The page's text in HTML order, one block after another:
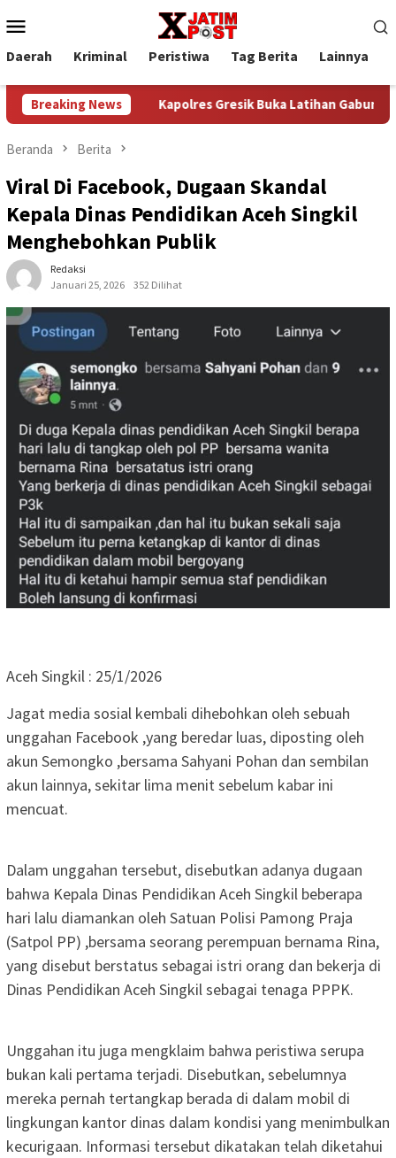
ke
kontenMobile
Daerah Kriminal Peristiwa Tag Berita Lainnya
Breaking NewsKapolres Gresik Buka Latihan Gabungan Saka
Beranda Berita
Viral Di Facebook, Dugaan Skandal
Kepala Dinas Pendidikan Aceh Singkil
Menghebohkan Publik
Redaksi
Januari 25, 2026
352 Dilihat
‎Aceh Singkil : 25/1/2026
Jagat media sosial kembali dihebohkan oleh sebuah
unggahan Facebook ,yang beredar luas, diposting oleh
akun Semongko ,bersama Sahyani Pohan dan sembilan
akun lainnya, sekitar lima menit sebelum kabar ini
mencuat.
Dalam unggahan tersebut, disebutkan adanya dugaan
bahwa Kepala Dinas Pendidikan Aceh Singkil beberapa
hari lalu diamankan oleh Satuan Polisi Pamong Praja
(Satpol PP) ,bersama seorang perempuan bernama Rina,
yang disebut berstatus sebagai istri orang dan bekerja di
Dinas Pendidikan Aceh Singkil sebagai tenaga PPPK.
‎Unggahan itu juga mengklaim bahwa peristiwa serupa
bukan kali pertama terjadi. Disebutkan, sebelumnya
mereka pernah tertangkap berada di dalam mobil di
lingkungan kantor dinas dalam kondisi yang menimbulkan
kecurigaan. Informasi tersebut dikatakan telah diketahui